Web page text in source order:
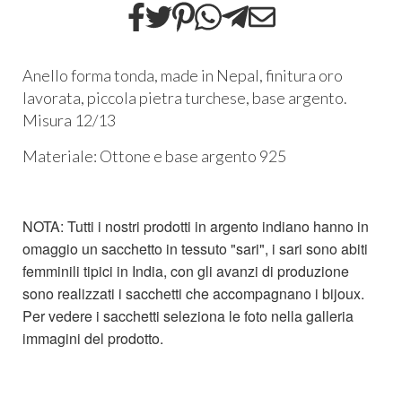
Anello forma tonda, made in Nepal, finitura oro
lavorata, piccola pietra turchese, base argento.
Misura 12/13
Materiale: Ottone e base argento 925
NOTA: Tutti i nostri prodotti in argento indiano hanno in
omaggio un sacchetto in tessuto "sari", i sari sono abiti
femminili tipici in India, con gli avanzi di produzione
sono realizzati i sacchetti che accompagnano i bijoux.
Per vedere i sacchetti seleziona le foto nella galleria
immagini del prodotto.